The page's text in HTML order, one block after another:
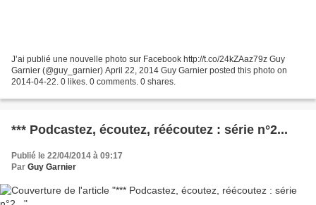
J’ai publié une nouvelle photo sur Facebook http://t.co/24kZAaz79z Guy
Garnier (@guy_garnier) April 22, 2014 Guy Garnier posted this photo on
2014-04-22. 0 likes. 0 comments. 0 shares.
*** Podcastez, écoutez, réécoutez : série n°2...
Publié le 22/04/2014 à 09:17
Par Guy Garnier